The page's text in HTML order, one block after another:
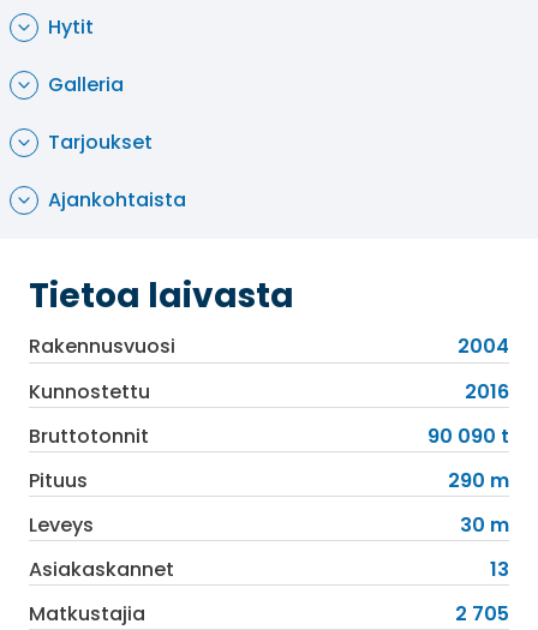
hetkeksi jättää.
Aluksella on suuri kuntoilualue upealla
merinäköalalla, allasalue sekä sisällä että
ulkona, useita ohjattuja liikuntatunteja sekä
sauna ja höyrysauna. Kylpylässä on tarjolla laaja
valikoima erilaisia hoitoja hieronnoista Botoxiin.
Hytit
Galleria
Tarjoukset
Ajankohtaista
Tietoa laivasta
Rakennusvuosi
2004
Kunnostettu
2016
Bruttotonnit
90 090 t
Pituus
290 m
Leveys
30 m
Asiakaskannet
13
Matkustajia
2 705